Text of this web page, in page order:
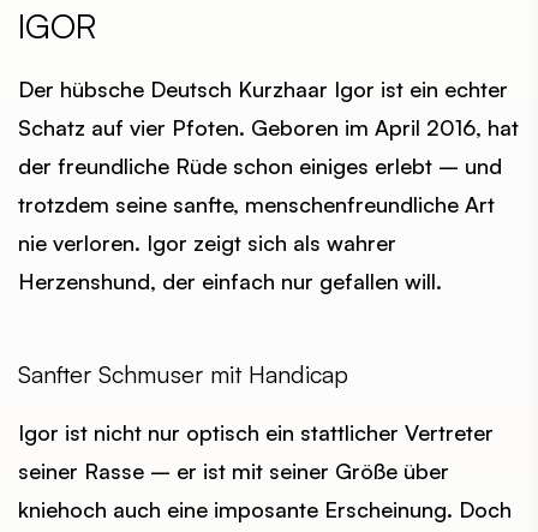
IGOR
Der hübsche Deutsch Kurzhaar Igor ist ein echter
Schatz auf vier Pfoten. Geboren im April 2016, hat
der freundliche Rüde schon einiges erlebt – und
trotzdem seine sanfte, menschenfreundliche Art
nie verloren. Igor zeigt sich als wahrer
Herzenshund, der einfach nur gefallen will.
Sanfter Schmuser mit Handicap
Igor ist nicht nur optisch ein stattlicher Vertreter
seiner Rasse – er ist mit seiner Größe über
kniehoch auch eine imposante Erscheinung. Doch